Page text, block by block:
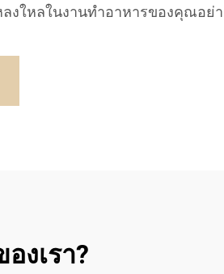
งใหลในงานทำอาหารของคุณอย่
งเรา?